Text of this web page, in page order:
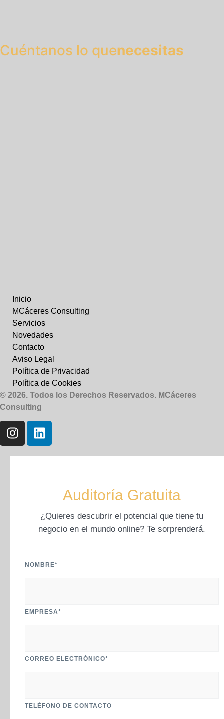
Cuéntanos lo quenecesitas
Inicio
MCáceres Consulting
Servicios
Novedades
Contacto
Aviso Legal
Política de Privacidad
Política de Cookies
© 2026. Todos los Derechos Reservados. MCáceres
Consulting
Auditoría Gratuita
¿Quieres descubrir el potencial que tiene tu
negocio en el mundo online? Te sorprenderá.
NOMBRE*
EMPRESA*
CORREO ELECTRÓNICO*
TELÉFONO DE CONTACTO